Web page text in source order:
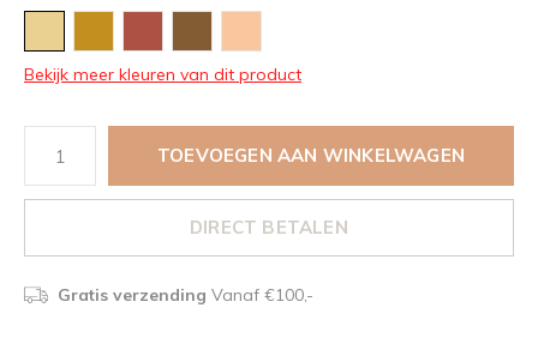
Bekijk meer kleuren van dit product
TOEVOEGEN AAN WINKELWAGEN
DIRECT BETALEN
Gratis verzending Vanaf €100,-